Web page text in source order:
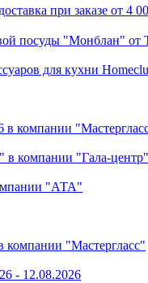
при заказе от 4
посуды "Монблан" от
для кухни
в компании
в компании "Гала-центр"
"АТА"
компании "Мастергласс"
- 12.08.2026